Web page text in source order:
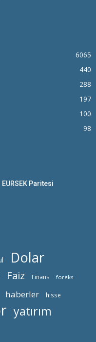
6065
440
288
197
100
98
Paritesi
Dolar
Faiz Finans foreks
haberler hisse
yatırım